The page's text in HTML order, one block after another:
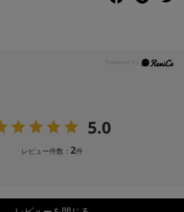
5.0
レビュー件数：2件